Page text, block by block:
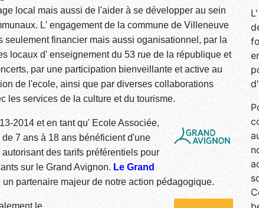
local mais aussi de l'aider à se développer au sein
L' engagement de la commune de Villeneuve
seulement financier mais aussi oganisationnel, par la
locaux d' enseignement du 53 rue de la république et
par une participation bienveillante et active au
de l'ecole, ainsi que par diverses collaborations
les services de la culture et du tourisme.
2014 et en tant qu' Ecole Associée,
de 7 ans à 18 ans bénéficient d'une
des tarifs préférentiels pour
sur le Grand Avignon.Le Grand
un partenaire majeur de notre action pédagogique.
le